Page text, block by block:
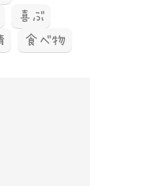
喜ぶ
食べ物